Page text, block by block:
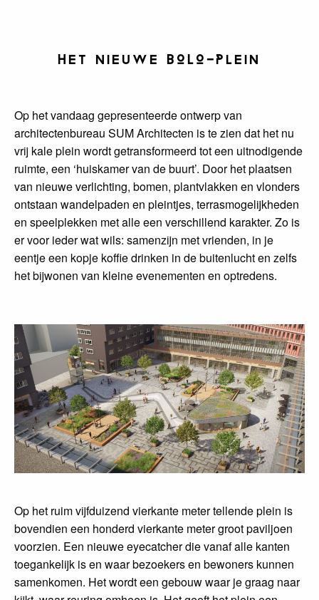
Het nieuwe BOLO-Plein
Op het vandaag gepresenteerde ontwerp van
architectenbureau SUM Architecten is te zien dat het nu
vrij kale plein wordt getransformeerd tot een uitnodigende
ruimte, een ‘huiskamer van de buurt’. Door het plaatsen
van nieuwe verlichting, bomen, plantvlakken en vlonders
ontstaan wandelpaden en pleintjes, terrasmogelijkheden
en speelplekken met alle een verschillend karakter. Zo is
er voor ieder wat wils: samenzijn met vrienden, in je
eentje een kopje koffie drinken in de buitenlucht en zelfs
het bijwonen van kleine evenementen en optredens.
Op het ruim vijfduizend vierkante meter tellende plein is
bovendien een honderd vierkante meter groot paviljoen
voorzien. Een nieuwe eyecatcher die vanaf alle kanten
toegankelijk is en waar bezoekers en bewoners kunnen
samenkomen. Het wordt een gebouw waar je graag naar